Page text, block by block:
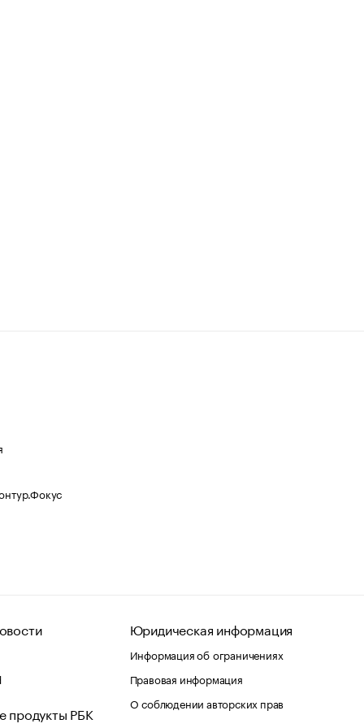
продукты РБК
Юридическая информация
Информация об ограничениях
Правовая информация
О соблюдении авторских прав